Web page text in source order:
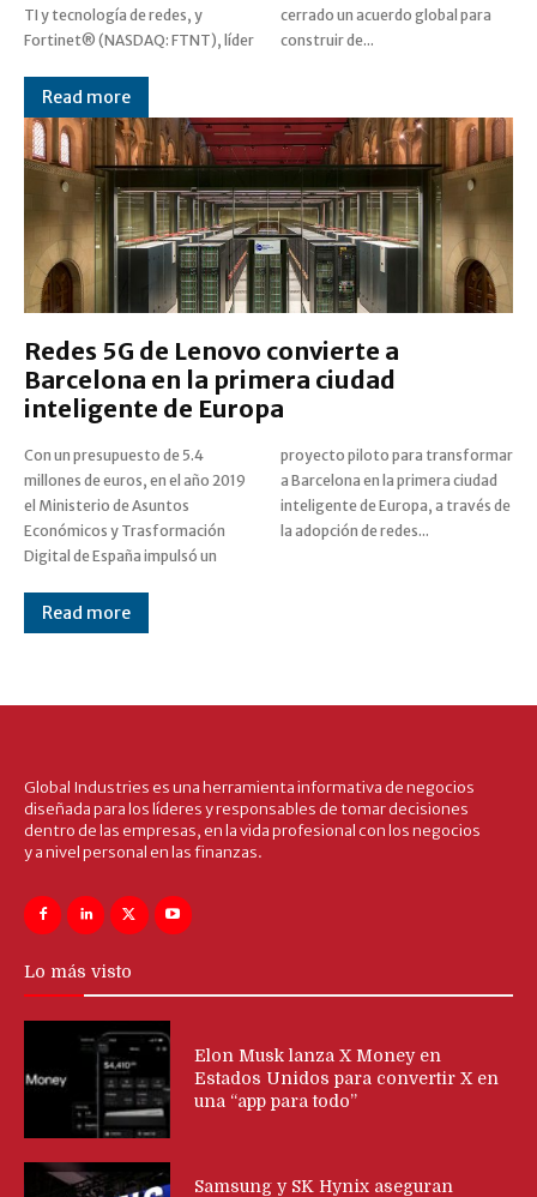
TI y tecnología de redes, y
Fortinet® (NASDAQ: FTNT), líder
cerrado un acuerdo global para
construir de...
Read more
Redes 5G de Lenovo convierte a
Barcelona en la primera ciudad
inteligente de Europa
Con un presupuesto de 5.4
millones de euros, en el año 2019
el Ministerio de Asuntos
Económicos y Trasformación
Digital de España impulsó un
proyecto piloto para transformar
a Barcelona en la primera ciudad
inteligente de Europa, a través de
la adopción de redes...
Read more
Global Industries es una herramienta informativa de negocios
diseñada para los líderes y responsables de tomar decisiones
dentro de las empresas, en la vida profesional con los negocios
y a nivel personal en las finanzas.
Lo más visto
Elon Musk lanza X Money en
Estados Unidos para convertir X en
una “app para todo”
Samsung y SK Hynix aseguran